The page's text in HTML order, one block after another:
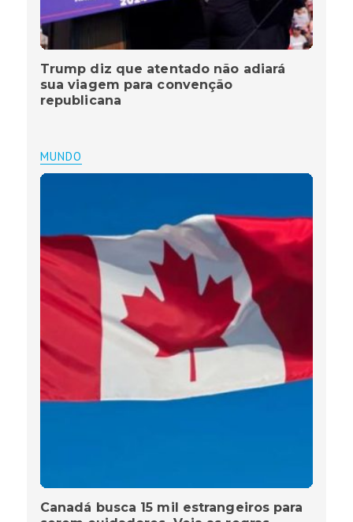
Trump diz que atentado não adiará
sua viagem para convenção
republicana
MUNDO
Canadá busca 15 mil estrangeiros para